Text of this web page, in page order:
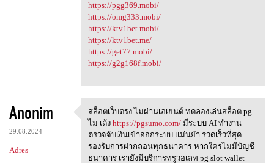
https://pgg369.mobi/
https://omg333.mobi/
https://ktv1bet.mobi/
https://ktv1bet.me/
https://get77.mobi/
https://g2g168f.mobi/
Anonim
29.08.2024
Adres
สล็อตเว็บตรง ไม่ผ่านเอเย่นต์
สล็อตเว็บตรง ไม่ผ่านเอเย่นต์ ทดลองเล่นสล็อต pg
ไม่ เด้ง https://pgsumo.com/มีระบบ AI ทำงาน
ตรวจจับเงินเข้าออกระบบ แม่นยำ รวดเร็วที่สุด
รองรับการฝากถอนทุกธนาคาร หากใครไม่มีบัญชี
ธนาคาร เรายังมีบริการทรูวอเลท pg slot wallet